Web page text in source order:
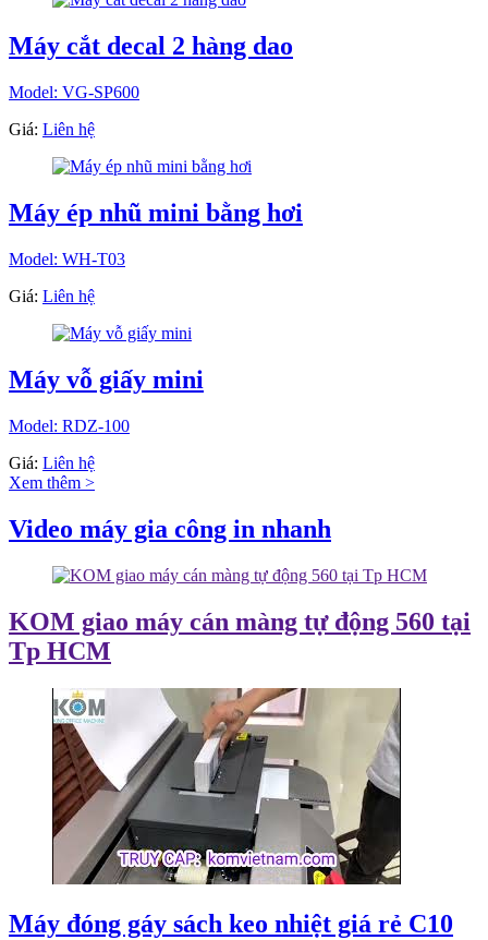
Máy cắt decal 2 hàng dao
Model: VG-SP600
Giá: Liên hệ
Máy ép nhũ mini bằng hơi
Model: WH-T03
Giá: Liên hệ
Máy vỗ giấy mini
Model: RDZ-100
Giá: Liên hệ
Xem thêm >
Video máy gia công in nhanh
KOM giao máy cán màng tự động 560 tại
Tp HCM
Máy đóng gáy sách keo nhiệt giá rẻ C10